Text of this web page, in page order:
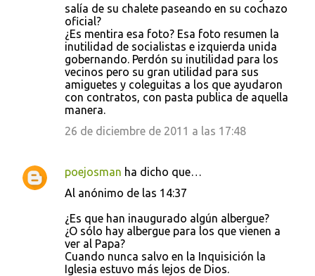
salía de su chalete paseando en su cochazo
oficial?
¿Es mentira esa foto? Esa foto resumen la
inutilidad de socialistas e izquierda unida
gobernando. Perdón su inutilidad para los
vecinos pero su gran utilidad para sus
amiguetes y coleguitas a los que ayudaron
con contratos, con pasta publica de aquella
manera.
26 de diciembre de 2011 a las 17:48
poejosman ha dicho que…
Al anónimo de las 14:37
¿Es que han inaugurado algún albergue?
¿O sólo hay albergue para los que vienen a
ver al Papa?
Cuando nunca salvo en la Inquisición la
Iglesia estuvo más lejos de Dios.